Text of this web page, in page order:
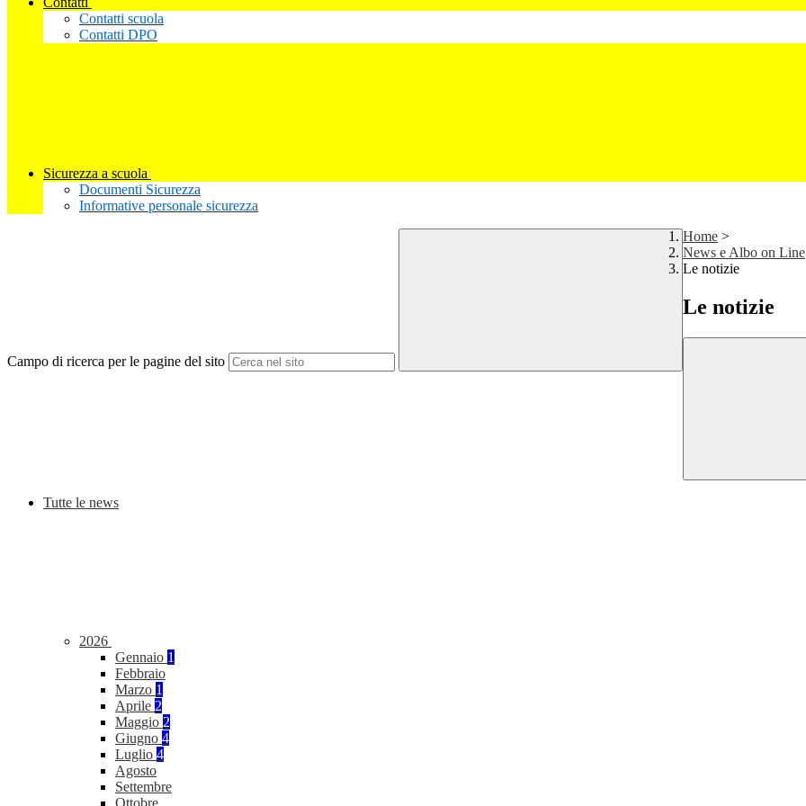
Contatti scuola
Contatti DPO
Sicurezza a scuola
Documenti Sicurezza
Informative personale sicurezza
Campo di ricerca per le pagine del sito
Home >
News e Albo on Line
Le notizie
Le notizie
Tutte le news
2026
Gennaio 1
Febbraio
Marzo 1
Aprile 2
Maggio 2
Giugno 4
Luglio 4
Agosto
Settembre